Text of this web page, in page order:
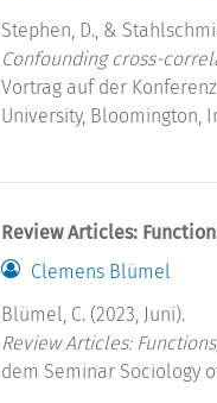
Stephen, D., &
Confounding cross-
Vortrag auf der
University, Bloomington,
Review Articles:
Clemens Blümel
Blümel, C. (2023, Juni).
Review Articles:
dem Seminar Sociology